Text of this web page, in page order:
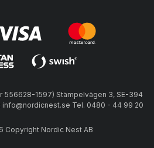
556628-1597) Stämpelvägen 3, SE-394
info@nordicnest.se Tel. 0480 - 44 99 20
Copyright Nordic Nest AB